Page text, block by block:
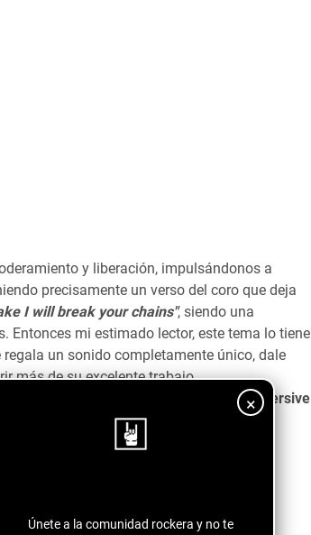
×
Únete a la comunidad rockera y no te
y liberación, impulsándonos a
precisamente un verso del coro que deja
I will break your chains", siendo una
Entonces mi estimado lector, este tema lo tiene
un sonido completamente único, dale
más de su excelente trabajo.
con vibras ochenteras llamado "Subversive